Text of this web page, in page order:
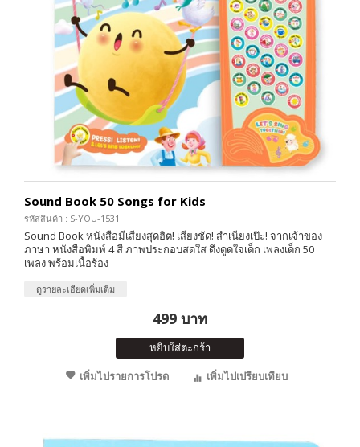
Sound Book 50 Songs for Kids
รหัสสินค้า : S-YOU-1531
Sound Book หนังสือมีเสียงสุดฮิต! เสียงชัด! สำเนียงเป๊ะ! จากเจ้าของ
ภาษา หนังสือพิมพ์ 4 สี ภาพประกอบสดใส ดึงดูดใจเด็ก เพลงเด็ก 50
เพลง พร้อมเนื้อร้อง
ดูรายละเอียดเพิ่มเติม
499 บาท
หยิบใส่ตะกร้า
เพิ่มไปรายการโปรด
เพิ่มไปเปรียบเทียบ